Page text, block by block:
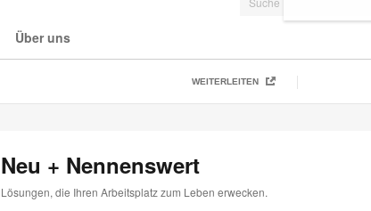
Über uns
WEITERLEITEN
Neu + Nennenswert
Lösungen, die Ihren Arbeitsplatz zum Leben erwecken.